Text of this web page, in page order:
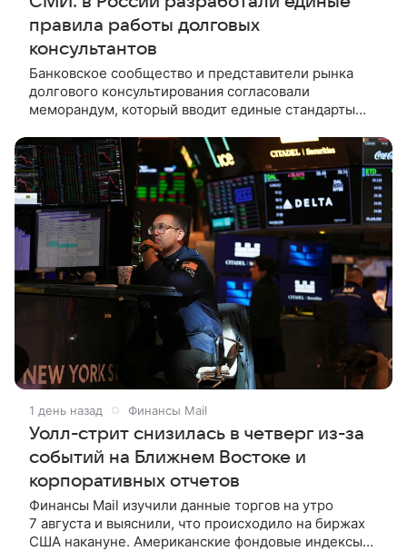
правила работы долговых
консультантов
Банковское сообщество и представители рынка
долгового консультирования согласовали
меморандум, который вводит единые стандарты
«Ведомостям» рассказал источник,
1 день назад Финансы Mail
Уолл-стрит снизилась в четверг из-за
событий на Ближнем Востоке и
корпоративных отчетов
Финансы Mail изучили данные торгов на утро
7 августа и выяснили, что происходило на биржах
США накануне. Американские фондовые индексы